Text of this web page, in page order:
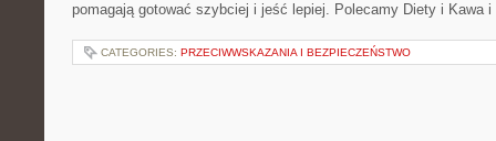
pomagają gotować szybciej i jeść lepiej. Polecamy Diety i Kawa
CATEGORIES: PRZECIWWSKAZANIA I BEZPIECZEŃSTWO